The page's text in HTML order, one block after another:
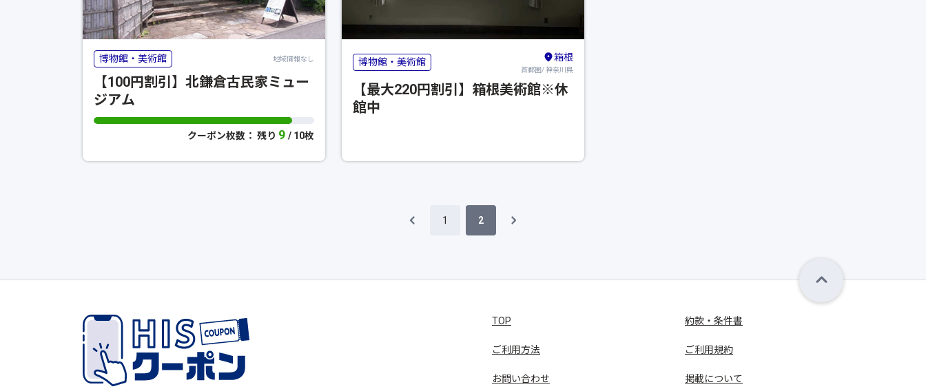
博物館・美術館 地域情報なし
【100円割引】北鎌倉古民家ミュー
ジアム
クーポン枚数： 残り 9 / 10枚
博物館・美術館 箱根
首都圏/ 神奈川県
【最大220円割引】箱根美術館※休
館中
1 2
TOP
ご利用方法
お問い合わせ
約款・条件書
ご利用規約
掲載について